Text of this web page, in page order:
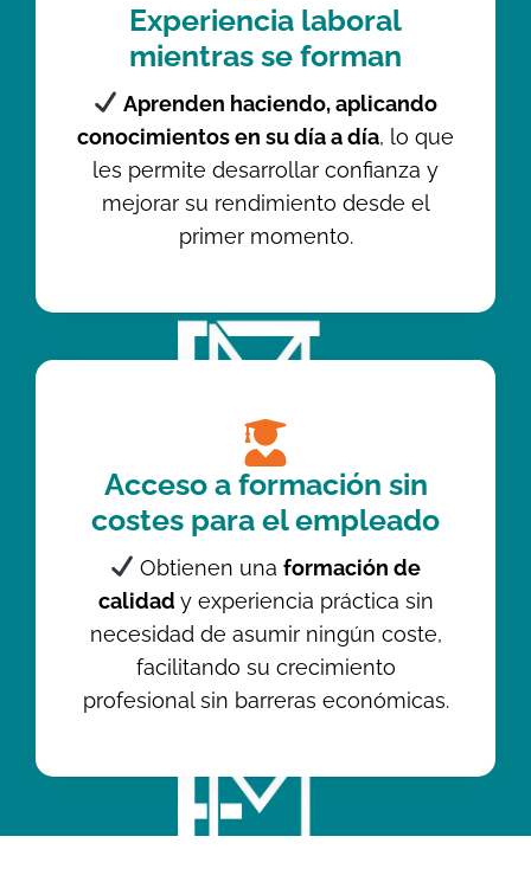
Experiencia laboral
mientras se forman
Aprenden haciendo, aplicando
conocimientos en su día a día, lo que
les permite desarrollar confianza y
mejorar su rendimiento desde el
primer momento.
Acceso a formación sin
costes para el empleado
Obtienen unaformación de
calidad y experiencia práctica sin
necesidad de asumir ningún coste,
facilitando su crecimiento
profesional sin barreras económicas.